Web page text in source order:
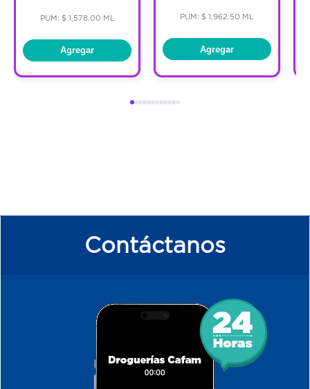
PUM: $ 1,578.00 ML
Agregar
PUM: $ 1,962.50 ML
Agregar
Contáctanos